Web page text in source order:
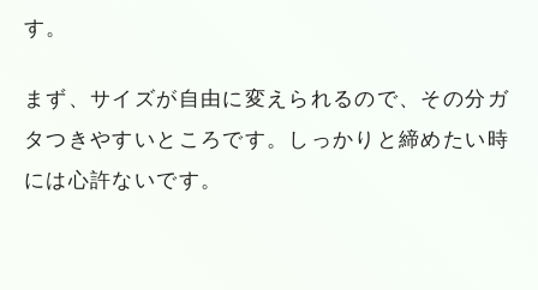
す。
まず、サイズが自由に変えられるので、その分ガ
タつきやすいところです。しっかりと締めたい時
には心許ないです。